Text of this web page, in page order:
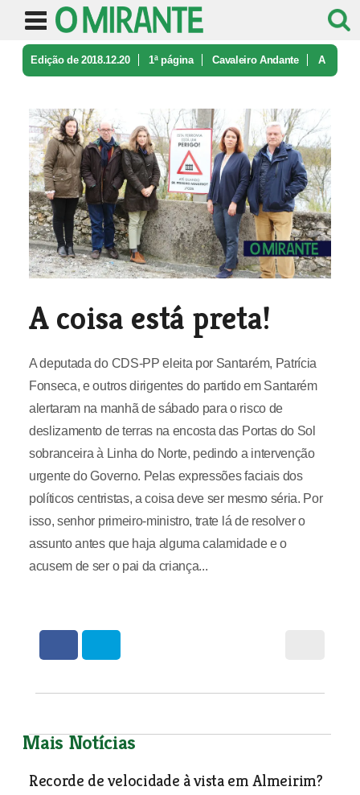
Edição de 2018.12.20 1ª página Cavaleiro Andante A
A coisa está preta!
A deputada do CDS-PP eleita por Santarém, Patrícia
Fonseca, e outros dirigentes do partido em Santarém
alertaram na manhã de sábado para o risco de
deslizamento de terras na encosta das Portas do Sol
sobranceira à Linha do Norte, pedindo a intervenção
urgente do Governo. Pelas expressões faciais dos
políticos centristas, a coisa deve ser mesmo séria. Por
isso, senhor primeiro-ministro, trate lá de resolver o
assunto antes que haja alguma calamidade e o
acusem de ser o pai da criança...
Mais Notícias
Recorde de velocidade à vista em Almeirim?